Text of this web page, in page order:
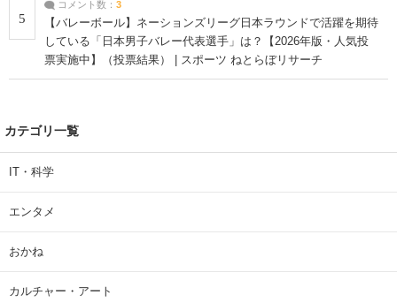
5
コメント数： 3
【バレーボール】ネーションズリーグ日本ラウンドで活躍を期待
している「日本男子バレー代表選手」は？【2026年版・人気投
票実施中】（投票結果） | スポーツ ねとらぼリサーチ
カテゴリ一覧
IT・科学
エンタメ
おかね
カルチャー・アート